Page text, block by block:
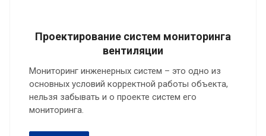
Проектирование систем мониторинга
вентиляции
Мониторинг инженерных систем – это одно из
основных условий корректной работы объекта,
нельзя забывать и о проекте систем его
мониторинга.